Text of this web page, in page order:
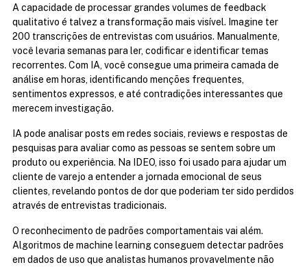
A capacidade de processar grandes volumes de feedback
qualitativo é talvez a transformação mais visível. Imagine ter
200 transcrições de entrevistas com usuários. Manualmente,
você levaria semanas para ler, codificar e identificar temas
recorrentes. Com IA, você consegue uma primeira camada de
análise em horas, identificando menções frequentes,
sentimentos expressos, e até contradições interessantes que
merecem investigação.
IA pode analisar posts em redes sociais, reviews e respostas de
pesquisas para avaliar como as pessoas se sentem sobre um
produto ou experiência. Na IDEO, isso foi usado para ajudar um
cliente de varejo a entender a jornada emocional de seus
clientes, revelando pontos de dor que poderiam ter sido perdidos
através de entrevistas tradicionais.
O reconhecimento de padrões comportamentais vai além.
Algoritmos de machine learning conseguem detectar padrões
em dados de uso que analistas humanos provavelmente não